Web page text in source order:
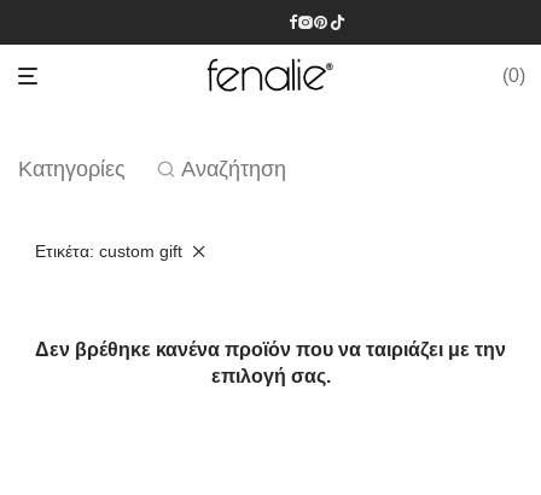
0
Κατηγορίες Αναζήτηση
Ετικέτα: custom gift
Δεν βρέθηκε κανένα προϊόν που να ταιριάζει με την
επιλογή σας.